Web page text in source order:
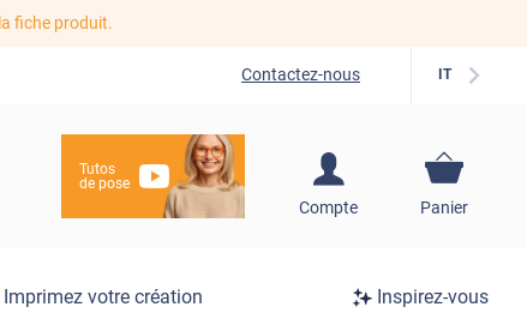
fiche produit.
Contactez-nous IT
Tutos
de pose
Compte
S'inscrire / Se
Panier
Imprimez votre création Inspirez-vous